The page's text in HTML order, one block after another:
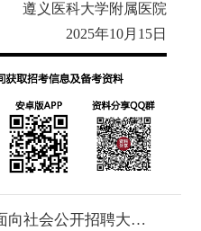
遵义医科大学附属医院
2025年10月15日
事业单位工作人员简章（10月20日至10月24日报名）